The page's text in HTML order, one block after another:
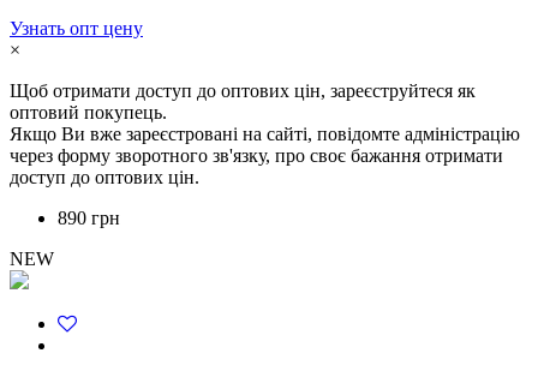
Узнать опт цену
×
Щоб отримати доступ до оптових цін, зареєструйтеся як
оптовий покупець.
Якщо Ви вже зареєстровані на сайті, повідомте адміністрацію
через форму зворотного зв'язку, про своє бажання отримати
доступ до оптових цін.
890 грн
NEW